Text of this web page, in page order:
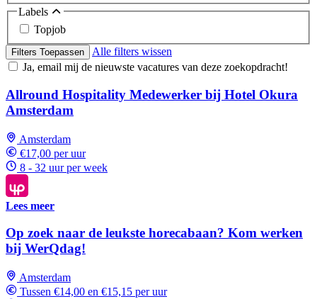
Labels
Topjob
Filters Toepassen
Alle filters wissen
Ja, email mij de nieuwste vacatures van deze zoekopdracht!
Allround Hospitality Medewerker bij Hotel Okura
Amsterdam
Amsterdam
€17,00 per uur
8 - 32 uur per week
Lees meer
Op zoek naar de leukste horecabaan? Kom werken
bij WerQdag!
Amsterdam
Tussen €14,00 en €15,15 per uur